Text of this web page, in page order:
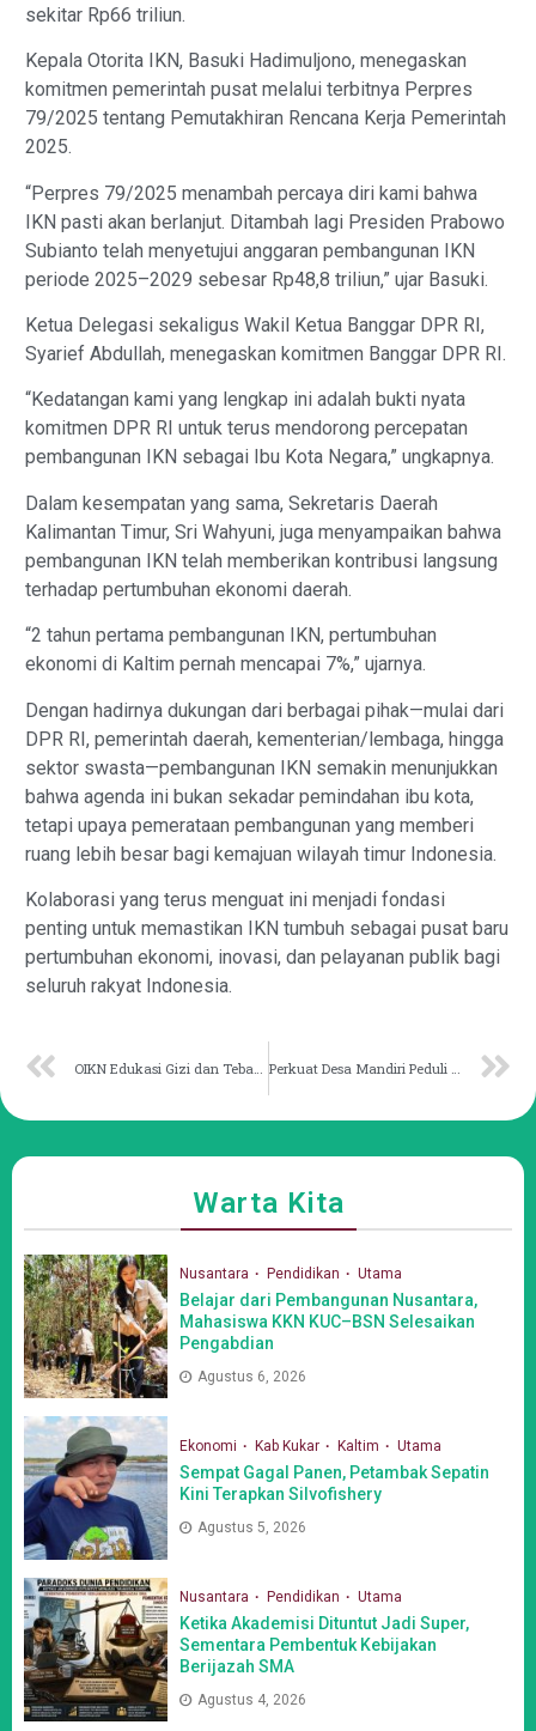
sekitar Rp66 triliun.
Kepala Otorita IKN, Basuki Hadimuljono, menegaskan
komitmen pemerintah pusat melalui terbitnya Perpres
79/2025 tentang Pemutakhiran Rencana Kerja Pemerintah
2025.
“Perpres 79/2025 menambah percaya diri kami bahwa
IKN pasti akan berlanjut. Ditambah lagi Presiden Prabowo
Subianto telah menyetujui anggaran pembangunan IKN
periode 2025–2029 sebesar Rp48,8 triliun,” ujar Basuki.
Ketua Delegasi sekaligus Wakil Ketua Banggar DPR RI,
Syarief Abdullah, menegaskan komitmen Banggar DPR RI.
“Kedatangan kami yang lengkap ini adalah bukti nyata
komitmen DPR RI untuk terus mendorong percepatan
pembangunan IKN sebagai Ibu Kota Negara,” ungkapnya.
Dalam kesempatan yang sama, Sekretaris Daerah
Kalimantan Timur, Sri Wahyuni, juga menyampaikan bahwa
pembangunan IKN telah memberikan kontribusi langsung
terhadap pertumbuhan ekonomi daerah.
“2 tahun pertama pembangunan IKN, pertumbuhan
ekonomi di Kaltim pernah mencapai 7%,” ujarnya.
Dengan hadirnya dukungan dari berbagai pihak—mulai dari
DPR RI, pemerintah daerah, kementerian/lembaga, hingga
sektor swasta—pembangunan IKN semakin menunjukkan
bahwa agenda ini bukan sekadar pemindahan ibu kota,
tetapi upaya pemerataan pembangunan yang memberi
ruang lebih besar bagi kemajuan wilayah timur Indonesia.
Kolaborasi yang terus menguat ini menjadi fondasi
penting untuk memastikan IKN tumbuh sebagai pusat baru
pertumbuhan ekonomi, inovasi, dan pelayanan publik bagi
seluruh rakyat Indonesia.
Warta Kita
Nusantara Pendidikan Utama
Belajar dari Pembangunan Nusantara,
Mahasiswa KKN KUC–BSN Selesaikan
Pengabdian
Agustus 6, 2026
Ekonomi Kab Kukar Kaltim Utama
Sempat Gagal Panen, Petambak Sepatin
Kini Terapkan Silvofishery
Agustus 5, 2026
Nusantara Pendidikan Utama
Ketika Akademisi Dituntut Jadi Super,
Sementara Pembentuk Kebijakan
Berijazah SMA
Agustus 4, 2026